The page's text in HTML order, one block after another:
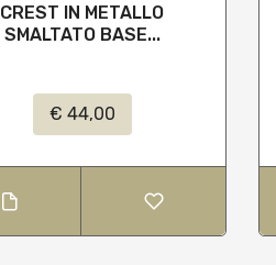
CREST IN METALLO
SMALTATO BASE...
€ 44,00